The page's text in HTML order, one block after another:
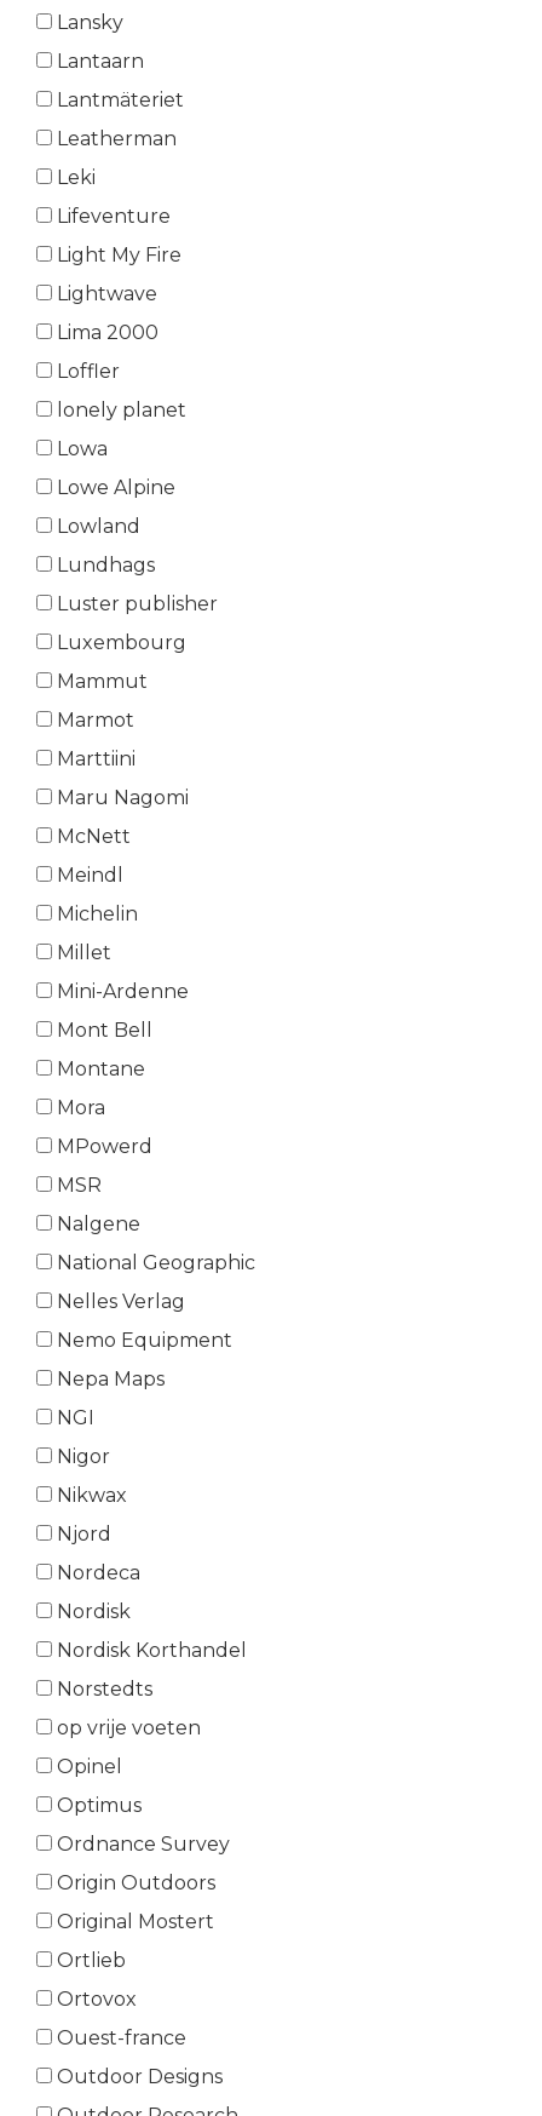
Lansky
Lantaarn
Lantmäteriet
Leatherman
Leki
Lifeventure
Light My Fire
Lightwave
Lima 2000
Loffler
lonely planet
Lowa
Lowe Alpine
Lowland
Lundhags
Luster publisher
Luxembourg
Mammut
Marmot
Marttiini
Maru Nagomi
McNett
Meindl
Michelin
Millet
Mini-Ardenne
Mont Bell
Montane
Mora
MPowerd
MSR
Nalgene
National Geographic
Nelles Verlag
Nemo Equipment
Nepa Maps
NGI
Nigor
Nikwax
Njord
Nordeca
Nordisk
Nordisk Korthandel
Norstedts
op vrije voeten
Opinel
Optimus
Ordnance Survey
Origin Outdoors
Original Mostert
Ortlieb
Ortovox
Ouest-france
Outdoor Designs